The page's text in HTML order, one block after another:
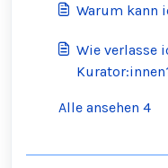
Warum kann
Wie verlasse
Alle ansehen 4